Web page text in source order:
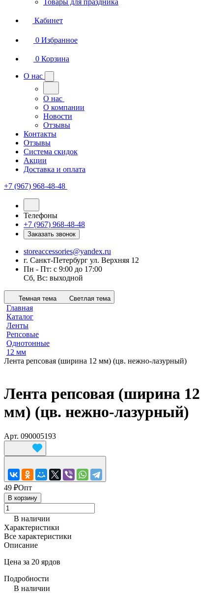
Товары для праздника
Кабинет
0 Избранное
0 Корзина
О нас
О нас
О компании
Новости
Отзывы
Контакты
Отзывы
Система скидок
Акции
Доставка и оплата
+7 (967) 968-48-48
Телефоны
+7 (967) 968-48-48
Заказать звонок
storeaccessories@yandex.ru
г. Санкт-Петербург ул. Верхняя 12
Пн - Пт: с 9:00 до 17:00
Сб, Вс: выходной
Темная тема Светлая тема
Главная
Каталог
Ленты
Репсовые
Однотонные
12 мм
Лента репсовая (ширина 12 мм) (цв. нежно-лазурный)
Лента репсовая (ширина 12
мм) (цв. нежно-лазурный)
Арт. 090005193
49 ₽Опт
В корзину
В наличии
Характеристики
Все характеристики
Описание
Цена за 20 ярдов
Подробности
В наличии